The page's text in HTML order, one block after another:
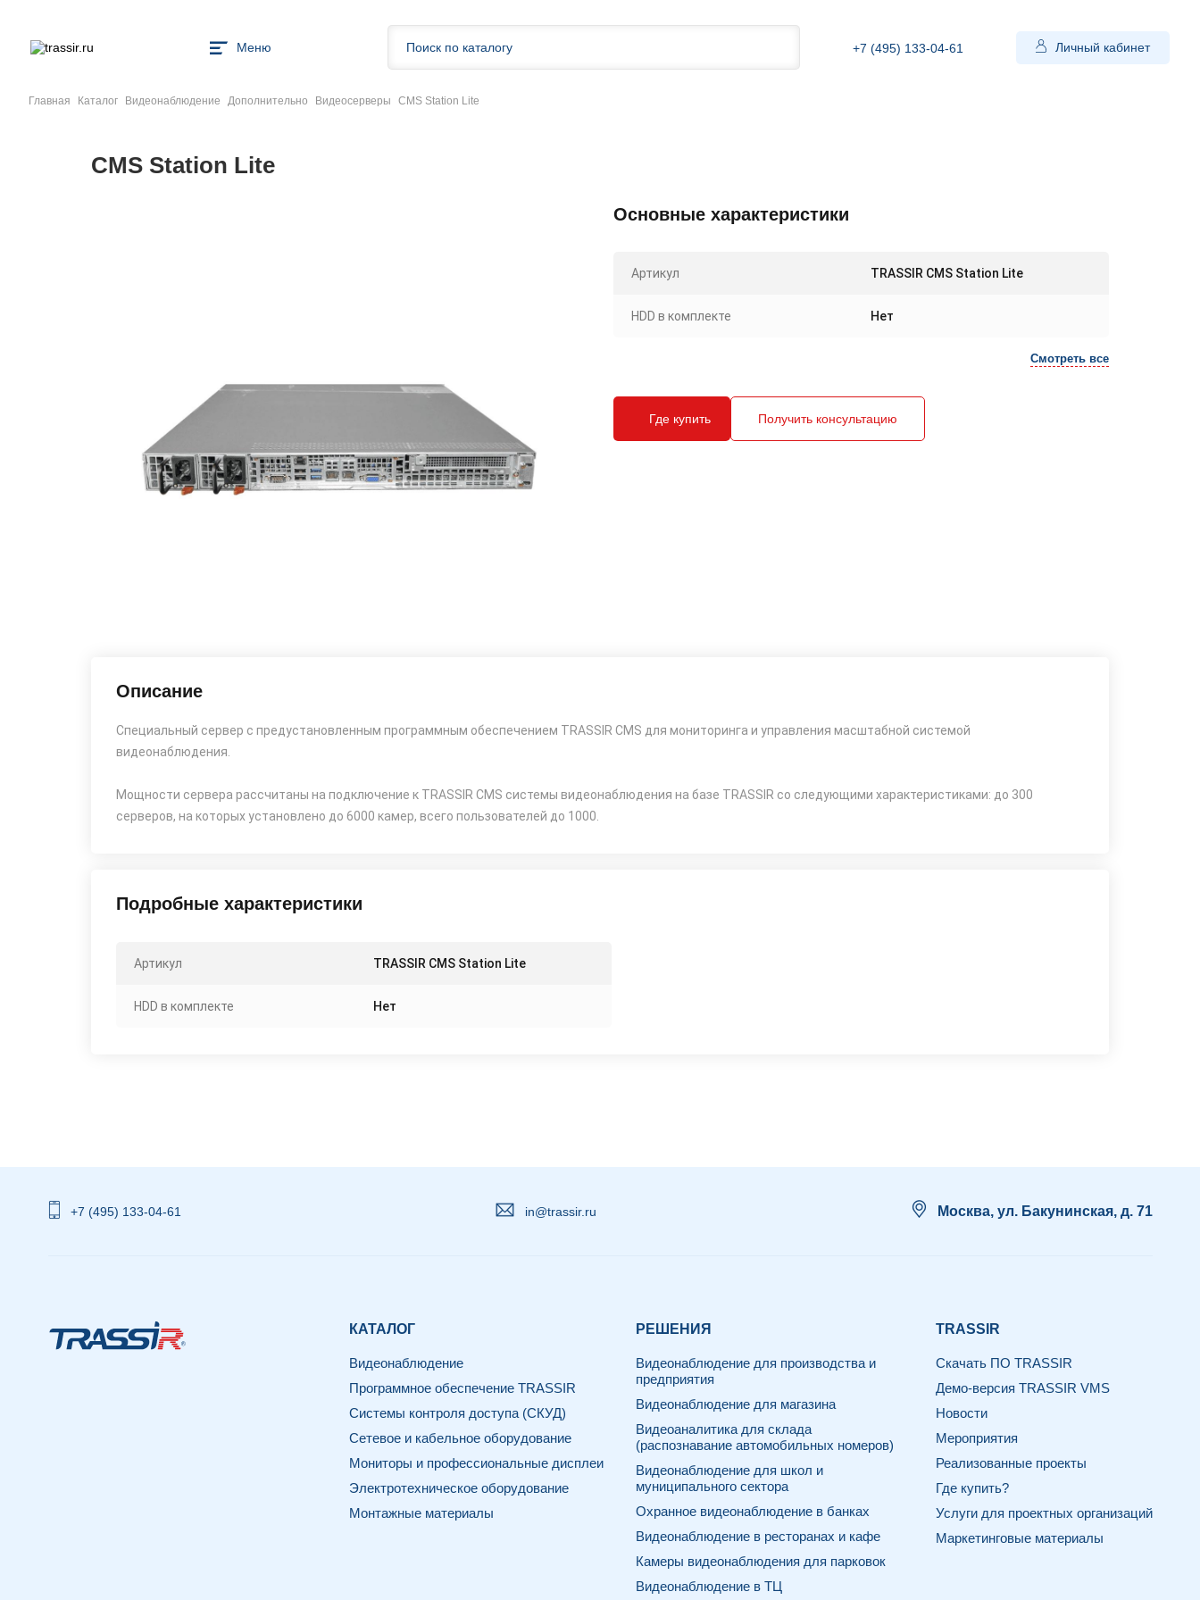
Меню +7 (495) 133-04-61 Личный кабинет
Главная Каталог Видеонаблюдение Дополнительно Видеосерверы CMS Station Lite
CMS Station Lite
Основные характеристики
Артикул TRASSIR CMS Station Lite
HDD в комплекте Нет
Смотреть все
Где купить Получить консультацию
Описание
Специальный сервер с предустановленным программным обеспечением TRASSIR CMS для мониторинга и управления масштабной системой
видеонаблюдения.
Мощности сервера рассчитаны на подключение к TRASSIR CMS системы видеонаблюдения на базе TRASSIR со следующими характеристиками: до 300
серверов, на которых установлено до 6000 камер, всего пользователей до 1000.
Подробные характеристики
Артикул TRASSIR CMS Station Lite
HDD в комплекте Нет
+7 (495) 133-04-61 in@trassir.ru Москва, ул. Бакунинская, д. 71
КАТАЛОГ
Видеонаблюдение
Программное обеспечение TRASSIR
Системы контроля доступа (СКУД)
Сетевое и кабельное оборудование
Мониторы и профессиональные дисплеи
Электротехническое оборудование
Монтажные материалы
РЕШЕНИЯ
Видеонаблюдение для производства и
предприятия
Видеонаблюдение для магазина
Видеоаналитика для склада
(распознавание автомобильных номеров)
Видеонаблюдение для школ и
муниципального сектора
Охранное видеонаблюдение в банках
Видеонаблюдение в ресторанах и кафе
Камеры видеонаблюдения для парковок
Видеонаблюдение в ТЦ
TRASSIR
Скачать ПО TRASSIR
Демо-версия TRASSIR VMS
Новости
Мероприятия
Реализованные проекты
Где купить?
Услуги для проектных организаций
Маркетинговые материалы